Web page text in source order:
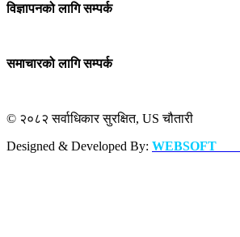
विज्ञापनको लागि सम्पर्क
समाचारको लागि सम्पर्क
© २०८२ सर्वाधिकार सुरक्षित, US चौतारी
Designed & Developed By: WEBSOFT